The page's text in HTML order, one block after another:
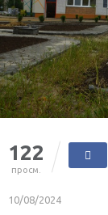
122
просм.
10/08/2024